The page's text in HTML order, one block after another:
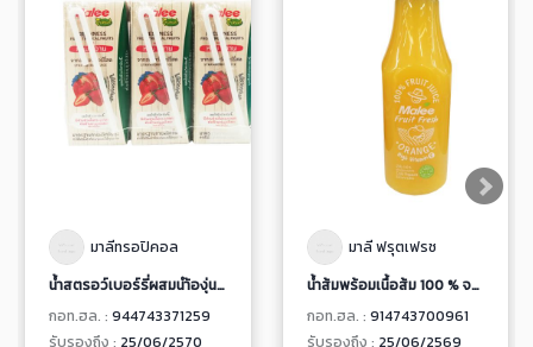
มาลีทรอปิคอล
น้ำสตรอว์เบอร์รี่ผสมนำ้องุ่นขาว รวม 20%
กอท.ฮล. : 944743371259
รับรองถึง : 25/06/2570
มาลี ฟรุตเฟรช
น้ำส้มพร้อมเนื้อส้ม 100 % จากน้ำส้มเข้มข้น
กอท.ฮล. : 914743700961
รับรองถึง : 25/06/2569